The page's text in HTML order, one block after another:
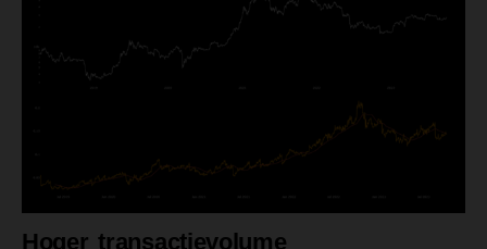
Hoger transactievolume